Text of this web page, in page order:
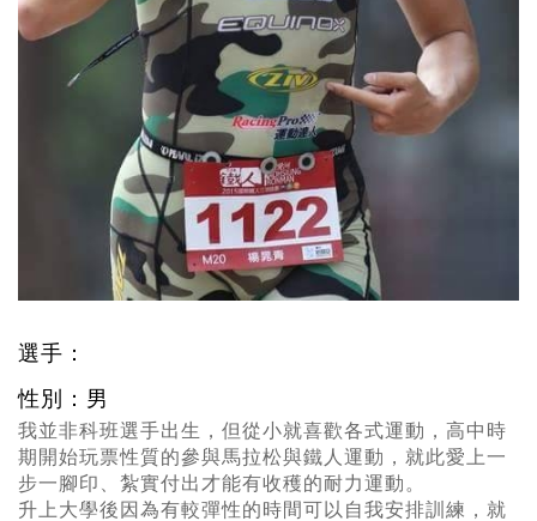
選手：
性別：男
我並非科班選手出生，但從小就喜歡各式運動，高中時
期開始玩票性質的參與馬拉松與鐵人運動，就此愛上一
步一腳印、紮實付出才能有收穫的耐力運動。
升上大學後因為有較彈性的時間可以自我安排訓練，就